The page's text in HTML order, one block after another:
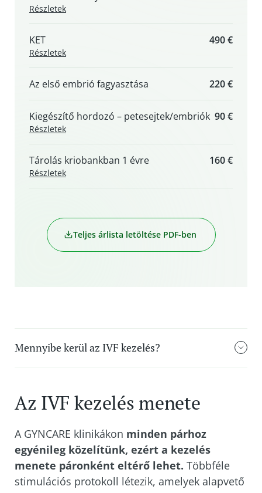
Részletek
KET
Részletek
490 €
Az első embrió fagyasztása 220 €
Kiegészítő hordozó – petesejtek/embriók
Részletek
90 €
Tárolás kriobankban 1 évre
Részletek
160 €
Teljes árlista letöltése PDF-ben
Mennyibe kerül az IVF kezelés?
Az IVF kezelés menete
A GYNCARE klinikákon minden párhoz
egyénileg közelítünk, ezért a kezelés
menete páronként eltérő lehet. Többféle
stimulációs protokoll létezik, amelyek alapvető